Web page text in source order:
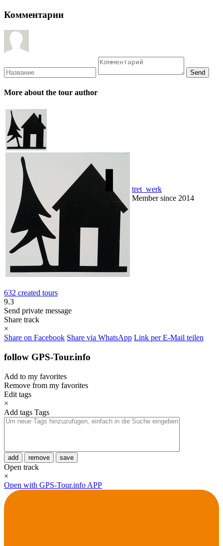
Комментарии
More about the tour author
tret_werk
Member since 2014
632 created tours
9.3
Send private message
Share track
×
Share on Facebook Share via WhatsApp Link per E-Mail teilen
follow GPS-Tour.info
Add to my favorites
Remove from my favorites
Edit tags
×
Add tags Tags
add remove save
Open track
×
Open with GPS-Tour.info APP